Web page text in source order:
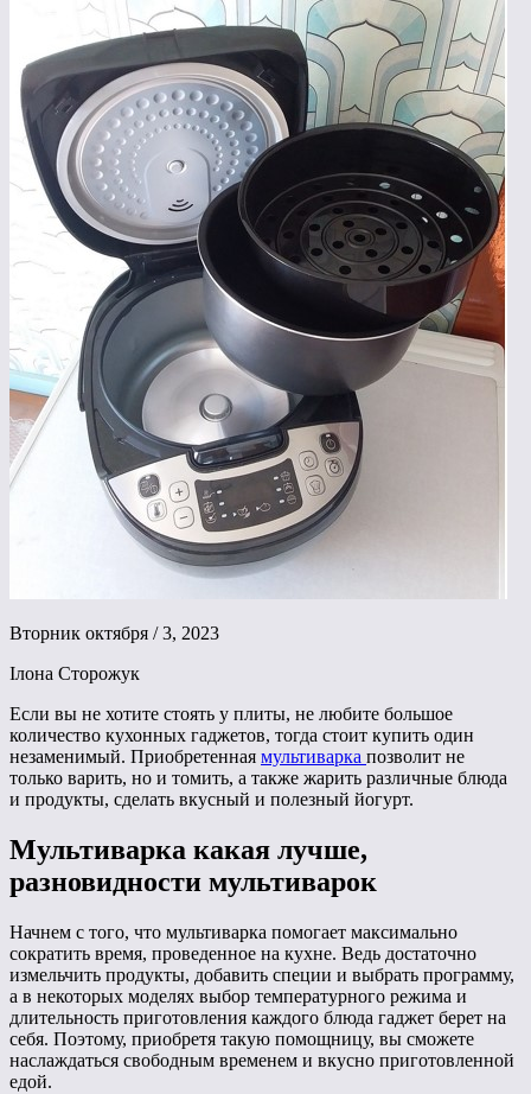
Вторник октября / 3, 2023
Ілона Сторожук
Если вы не хотите стоять у плиты, не любите большое
количество кухонных гаджетов, тогда стоит купить один
незаменимый. Приобретенная мультиварка позволит не
только варить, но и томить, а также жарить различные блюда
и продукты, сделать вкусный и полезный йогурт.
Мультиварка какая лучше,
разновидности мультиварок
Начнем с того, что мультиварка помогает максимально
сократить время, проведенное на кухне. Ведь достаточно
измельчить продукты, добавить специи и выбрать программу,
а в некоторых моделях выбор температурного режима и
длительность приготовления каждого блюда гаджет берет на
себя. Поэтому, приобретя такую помощницу, вы сможете
наслаждаться свободным временем и вкусно приготовленной
едой.